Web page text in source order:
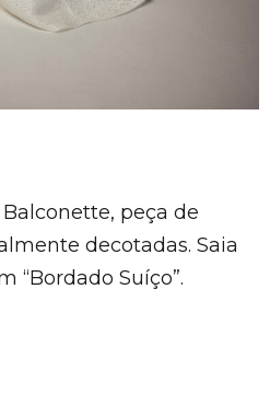
peça de
decotadas. Saia
“Bordado Suíço”.